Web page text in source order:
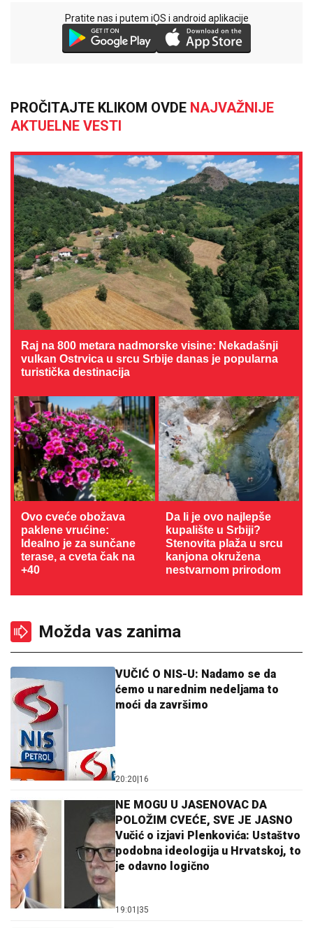
Pratite nas i putem iOS i android aplikacije
PROČITAJTE KLIKOM OVDE NAJVAŽNIJE
AKTUELNE VESTI
Raj na 800 metara nadmorske visine: Nekadašnji
vulkan Ostrvica u srcu Srbije danas je popularna
turistička destinacija
Ovo cveće obožava
paklene vrućine:
Idealno je za sunčane
terase, a cveta čak na
+40
Da li je ovo najlepše
kupalište u Srbiji?
Stenovita plaža u srcu
kanjona okružena
nestvarnom prirodom
Možda vas zanima
VUČIĆ O NIS-U: Nadamo se da
ćemo u narednim nedeljama to
moći da završimo
20:20 16
NE MOGU U JASENOVAC DA
POLOŽIM CVEĆE, SVE JE JASNO
Vučić o izjavi Plenkovića: Ustaštvo
podobna ideologija u Hrvatskoj, to
je odavno logično
19:01 35